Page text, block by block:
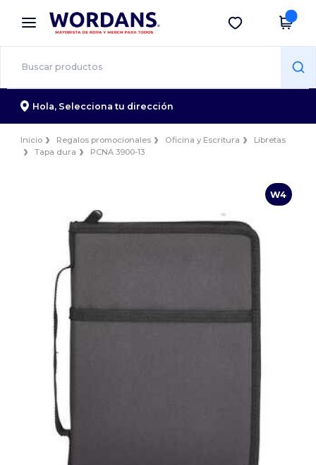
× App de Wordans
¡Mejores precios en app!
Descargar app
Hola, Selecciona tu dirección
Inicio Regalos promocionales Oficina y Escritura
Libretas
Tapa dura
PCNA 3900-13
W4